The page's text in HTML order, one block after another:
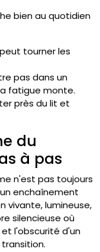
bien au quotidien
tourner les
pas dans un
fatigue monte.
près du lit et
du
à pas
n'est pas toujours
un enchaînement
vivante, lumineuse,
silencieuse où
l'obscurité d'un